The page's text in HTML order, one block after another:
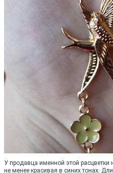
У продавца именной этой расцветки
не менее красивая в синих тонах.